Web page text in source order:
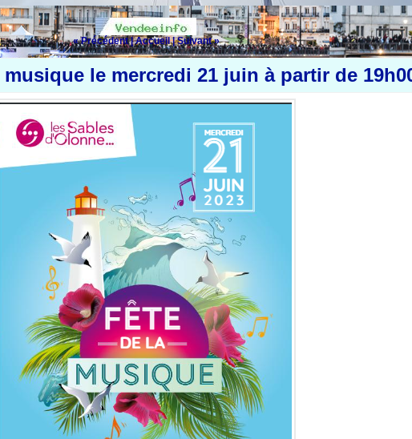
« Précédent |Accueil |Suivant »
musique le mercredi 21 juin à partir de